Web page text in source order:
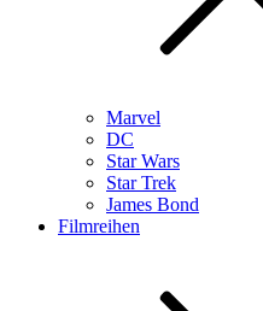
Marvel
DC
Star Wars
Star Trek
James Bond
Filmreihen